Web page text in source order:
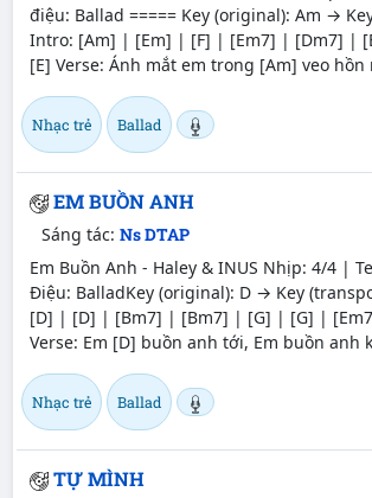
điệu: Ballad ===== Key (original): Am →
Intro: [Am] | [Em] | [F] | [Em7] | [Dm7] |
[E] Verse: Ánh mắt em trong [Am] veo hồn
Nhạc trẻ Ballad
EM BUỒN ANH
Sáng tác: Ns DTAP
Em Buồn Anh - Haley & INUS Nhịp: 4/4 |
Điệu: BalladKey (original): D → Key
[D] | [D] | [Bm7] | [Bm7] | [G] | [G] |
Verse: Em [D] buồn anh tới, Em buồn anh
Nhạc trẻ Ballad
TỰ MÌNH